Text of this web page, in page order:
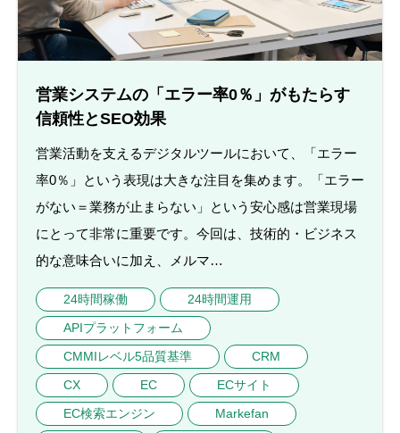
営業システムの「エラー率0％」がもたらす
信頼性とSEO効果
営業活動を支えるデジタルツールにおいて、「エラー
率0％」という表現は大きな注目を集めます。「エラー
がない＝業務が止まらない」という安心感は営業現場
にとって非常に重要です。今回は、技術的・ビジネス
的な意味合いに加え、メルマ…
24時間稼働
24時間運用
APIプラットフォーム
CMMIレベル5品質基準
CRM
CX
EC
ECサイト
EC検索エンジン
Markefan